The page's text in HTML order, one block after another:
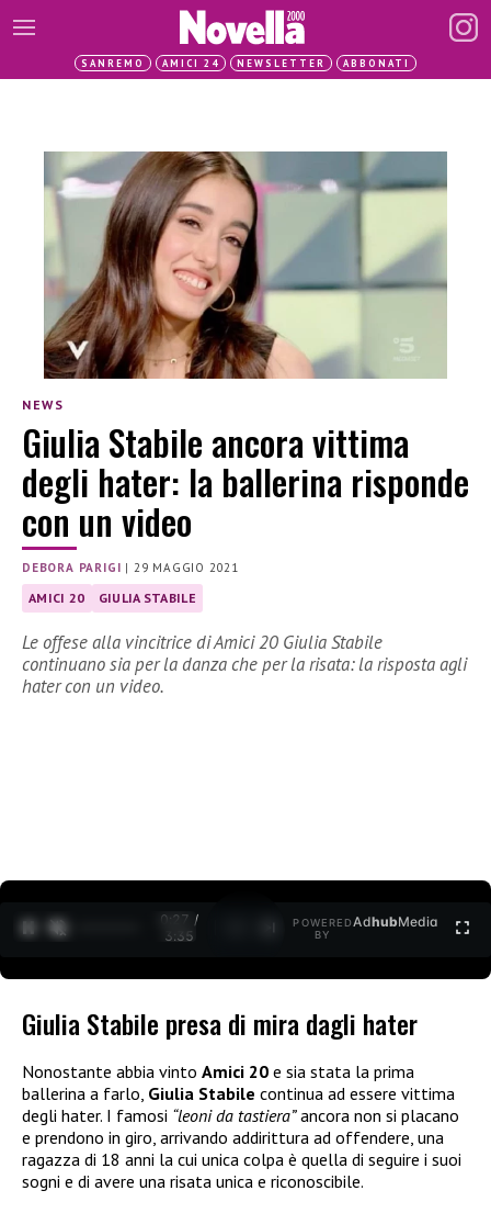
SANREMO AMICI 24 NEWSLETTER ABBONATI
NEWS
Giulia Stabile ancora vittima
degli hater: la ballerina risponde
con un video
DEBORA PARIGI | 29 MAGGIO 2021
AMICI 20 GIULIA STABILE
Le offese alla vincitrice di Amici 20 Giulia Stabile
continuano sia per la danza che per la risata: la risposta agli
hater con un video.
0:28 /
3:35
POWERED
BY
AdhubMedia
Giulia Stabile presa di mira dagli hater
Nonostante abbia vinto Amici 20 e sia stata la prima
ballerina a farlo, Giulia Stabile continua ad essere vittima
degli hater. I famosi “leoni da tastiera”ancora non si placano
e prendono in giro, arrivando addirittura ad offendere, una
ragazza di 18 anni la cui unica colpa è quella di seguire i suoi
sogni e di avere una risata unica e riconoscibile.